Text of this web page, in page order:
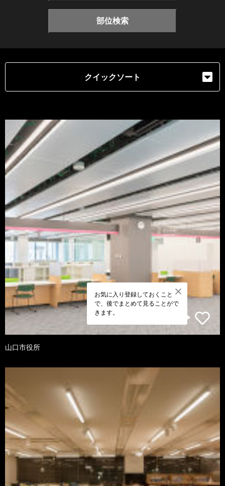
部位検索
クイックソート
お気に入り登録しておくこと
で、後でまとめて見ることがで
きます。
山口市役所